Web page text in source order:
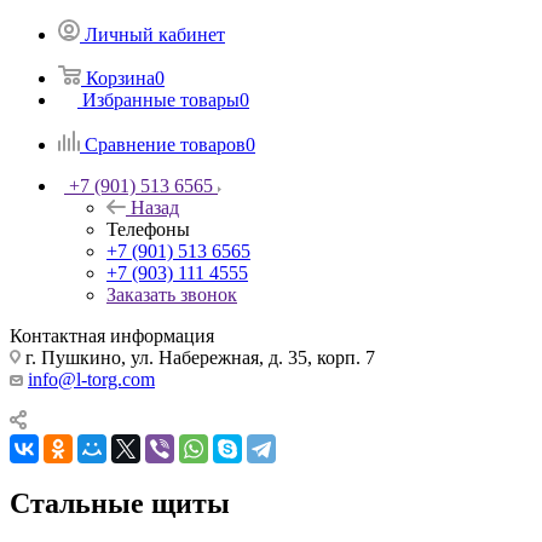
Личный кабинет
Корзина0
Избранные товары0
Сравнение товаров0
+7 (901) 513 6565
Назад
Телефоны
+7 (901) 513 6565
+7 (903) 111 4555
Заказать звонок
Контактная информация
г. Пушкино, ул. Набережная, д. 35, корп. 7
info@l-torg.com
Стальные щиты